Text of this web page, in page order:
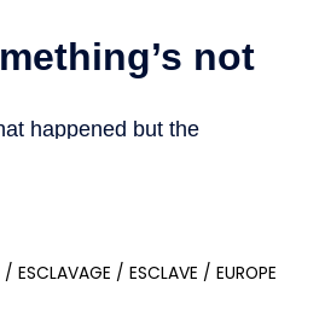
/ESCLAVAGE /ESCLAVE /EUROPE